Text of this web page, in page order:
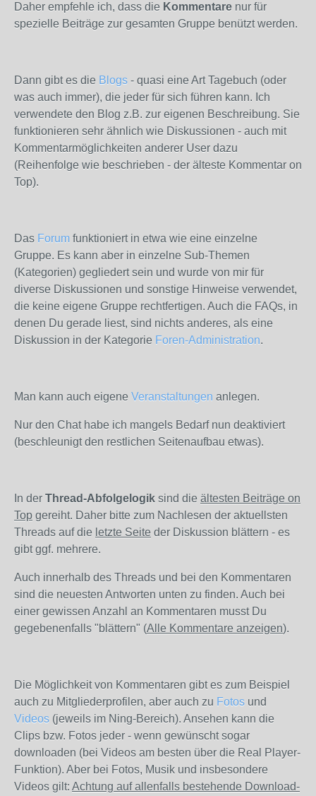
Daher empfehle ich, dass die Kommentare nur für
spezielle Beiträge zur gesamten Gruppe benützt werden.
Dann gibt es die Blogs - quasi eine Art Tagebuch (oder
was auch immer), die jeder für sich führen kann. Ich
verwendete den Blog z.B. zur eigenen Beschreibung. Sie
funktionieren sehr ähnlich wie Diskussionen - auch mit
Kommentarmöglichkeiten anderer User dazu
(Reihenfolge wie beschrieben - der älteste Kommentar on
Top).
Das Forum funktioniert in etwa wie eine einzelne
Gruppe. Es kann aber in einzelne Sub-Themen
(Kategorien) gegliedert sein und wurde von mir für
diverse Diskussionen und sonstige Hinweise verwendet,
die keine eigene Gruppe rechtfertigen. Auch die FAQs, in
denen Du gerade liest, sind nichts anderes, als eine
Diskussion in der Kategorie Foren-Administration.
Man kann auch eigene Veranstaltungen anlegen.
Nur den Chat habe ich mangels Bedarf nun deaktiviert
(beschleunigt den restlichen Seitenaufbau etwas).
In der Thread-Abfolgelogik sind die ältesten Beiträge on
Top gereiht. Daher bitte zum Nachlesen der aktuellsten
Threads auf die letzte Seite der Diskussion blättern - es
gibt ggf. mehrere.
Auch innerhalb des Threads und bei den Kommentaren
sind die neuesten Antworten unten zu finden. Auch bei
einer gewissen Anzahl an Kommentaren musst Du
gegebenenfalls "blättern" (Alle Kommentare anzeigen).
Die Möglichkeit von Kommentaren gibt es zum Beispiel
auch zu Mitgliederprofilen, aber auch zu Fotos und
Videos (jeweils im Ning-Bereich). Ansehen kann die
Clips bzw. Fotos jeder - wenn gewünscht sogar
downloaden (bei Videos am besten über die Real Player-
Funktion). Aber bei Fotos, Musik und insbesondere
Videos gilt: Achtung auf allenfalls bestehende Download-